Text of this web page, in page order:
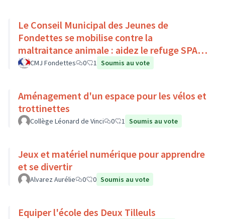
Le Conseil Municipal des Jeunes de
Fondettes se mobilise contre la
maltraitance animale : aidez le refuge SPA
de Luynes !
CMJ Fondettes 0 1 Soumis au vote
Aménagement d'un espace pour les vélos et
trottinettes
Collège Léonard de Vinci 0 1 Soumis au vote
Jeux et matériel numérique pour apprendre
et se divertir
Alvarez Aurélie 0 0 Soumis au vote
Equiper l'école des Deux Tilleuls